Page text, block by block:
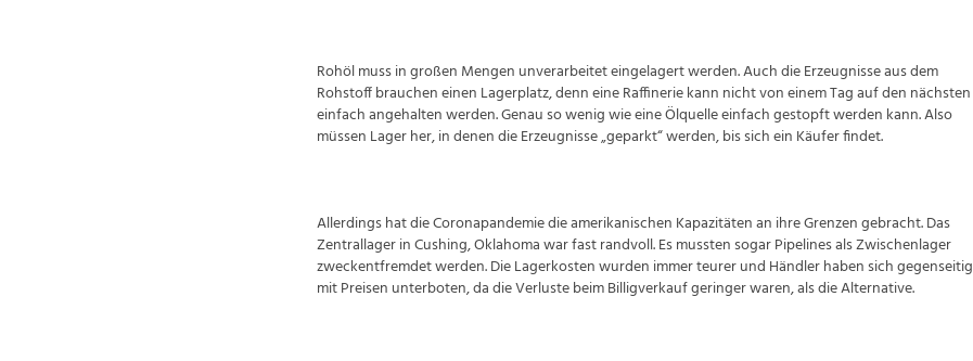
Rohöl muss in großen Mengen unverarbeitet eingelagert werden. Auch die Erzeugnisse aus dem
Rohstoff brauchen einen Lagerplatz, denn eine Raffinerie kann nicht von einem Tag auf den nächsten
einfach angehalten werden. Genau so wenig wie eine Ölquelle einfach gestopft werden kann. Also
müssen Lager her, in denen die Erzeugnisse „geparkt“ werden, bis sich ein Käufer findet.
Allerdings hat die Coronapandemie die amerikanischen Kapazitäten an ihre Grenzen gebracht. Das
Zentrallager in Cushing, Oklahoma war fast randvoll. Es mussten sogar Pipelines als Zwischenlager
zweckentfremdet werden. Die Lagerkosten wurden immer teurer und Händler haben sich gegenseitig
mit Preisen unterboten, da die Verluste beim Billigverkauf geringer waren, als die Alternative.